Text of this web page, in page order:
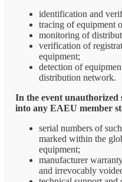
identification and
tracing of equipment
monitoring of
verification of
equipment;
detection of
distribution network.
In the event
into any EAEU member
serial numbers of
marked within the
equipment;
manufacturer
and irrevocably